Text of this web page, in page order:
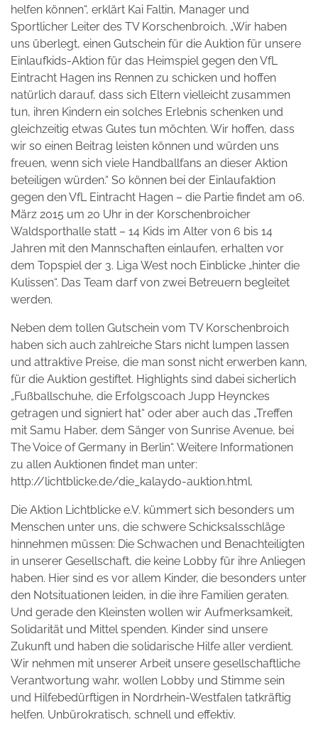
helfen können“, erklärt Kai Faltin, Manager und
Sportlicher Leiter des TV Korschenbroich. „Wir haben
uns überlegt, einen Gutschein für die Auktion für unsere
Einlaufkids-Aktion für das Heimspiel gegen den VfL
Eintracht Hagen ins Rennen zu schicken und hoffen
natürlich darauf, dass sich Eltern vielleicht zusammen
tun, ihren Kindern ein solches Erlebnis schenken und
gleichzeitig etwas Gutes tun möchten. Wir hoffen, dass
wir so einen Beitrag leisten können und würden uns
freuen, wenn sich viele Handballfans an dieser Aktion
beteiligen würden.“ So können bei der Einlaufaktion
gegen den VfL Eintracht Hagen – die Partie findet am 06.
März 2015 um 20 Uhr in der Korschenbroicher
Waldsporthalle statt – 14 Kids im Alter von 6 bis 14
Jahren mit den Mannschaften einlaufen, erhalten vor
dem Topspiel der 3. Liga West noch Einblicke „hinter die
Kulissen“. Das Team darf von zwei Betreuern begleitet
werden.
Neben dem tollen Gutschein vom TV Korschenbroich
haben sich auch zahlreiche Stars nicht lumpen lassen
und attraktive Preise, die man sonst nicht erwerben kann,
für die Auktion gestiftet. Highlights sind dabei sicherlich
„Fußballschuhe, die Erfolgscoach Jupp Heynckes
getragen und signiert hat“ oder aber auch das „Treffen
mit Samu Haber, dem Sänger von Sunrise Avenue, bei
The Voice of Germany in Berlin“. Weitere Informationen
zu allen Auktionen findet man unter:
http://lichtblicke.de/die_kalaydo-auktion.html.
Die Aktion Lichtblicke e.V. kümmert sich besonders um
Menschen unter uns, die schwere Schicksalsschläge
hinnehmen müssen: Die Schwachen und Benachteiligten
in unserer Gesellschaft, die keine Lobby für ihre Anliegen
haben. Hier sind es vor allem Kinder, die besonders unter
den Notsituationen leiden, in die ihre Familien geraten.
Und gerade den Kleinsten wollen wir Aufmerksamkeit,
Solidarität und Mittel spenden. Kinder sind unsere
Zukunft und haben die solidarische Hilfe aller verdient.
Wir nehmen mit unserer Arbeit unsere gesellschaftliche
Verantwortung wahr, wollen Lobby und Stimme sein
und Hilfebedürftigen in Nordrhein-Westfalen tatkräftig
helfen. Unbürokratisch, schnell und effektiv.